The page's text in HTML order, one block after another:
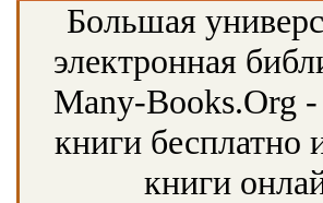
Большая
электронная
Many-Books.Org -
книги бесплатно
книги